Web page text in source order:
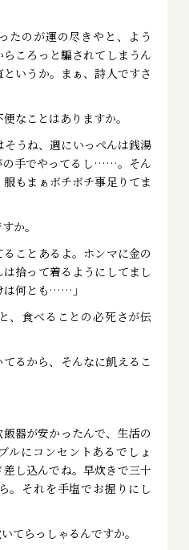
たのが運の尽きやと、よう
ころっと騙されてしまうん
いうか。まぁ、詩人ですさ
ことはありますか。
うね、週にいっぺんは銭湯
の手でやってるし……。そん
もまぁボチボチ事足りてま
か。
ることあるよ。ホンマに金の
拾って着るようにしてまし
何とも……」
、食べることの必死さが伝
てるから、そんなに飢えるこ
飯器が安かったんで、生活の
ルにコンセントあるでしょ
し込んでね。早炊きで三十
。それを手塩でお握りにし
てらっしゃるんですか。